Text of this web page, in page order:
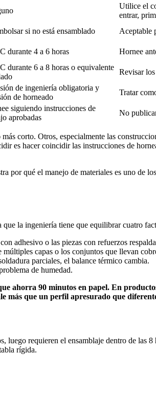
Utilice el
entrar,
si no está ensamblado Aceptable
durante 4 a 6 horas Hornee
durante 6 a 8 horas o equivalente
Revisar
de ingeniería obligatoria y
de horneado
Tratar
siguiendo instrucciones de
aprobadas
No
corto. Otros, especialmente las
es hacer coincidir las instrucciones de
por qué el manejo de materiales es uno de
la ingeniería tiene que equilibrar cuatro
adhesivo o las piezas con refuerzos
capas o los conjuntos que llevan
parciales, el balance térmico cambia.
de humedad.
ahorra 90 minutos en papel. En
más que un perfil apresurado que
requieren el ensamblaje dentro de las
rígida.